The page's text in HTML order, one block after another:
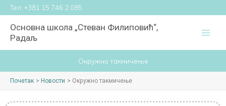
Пређи
на
садржај
Тел: +381 15 746 2 085
Основна школа „Стеван Филиповић“,
Радаљ
Окружно такмичење
Почетак Новости Окружно такмичење